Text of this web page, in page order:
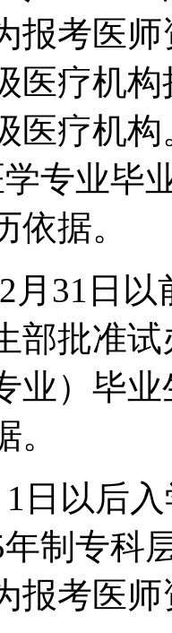
报考医
医疗机
医疗机
专业毕
依据。
31日以
部批准
业）毕
以后入
年制专
报考医